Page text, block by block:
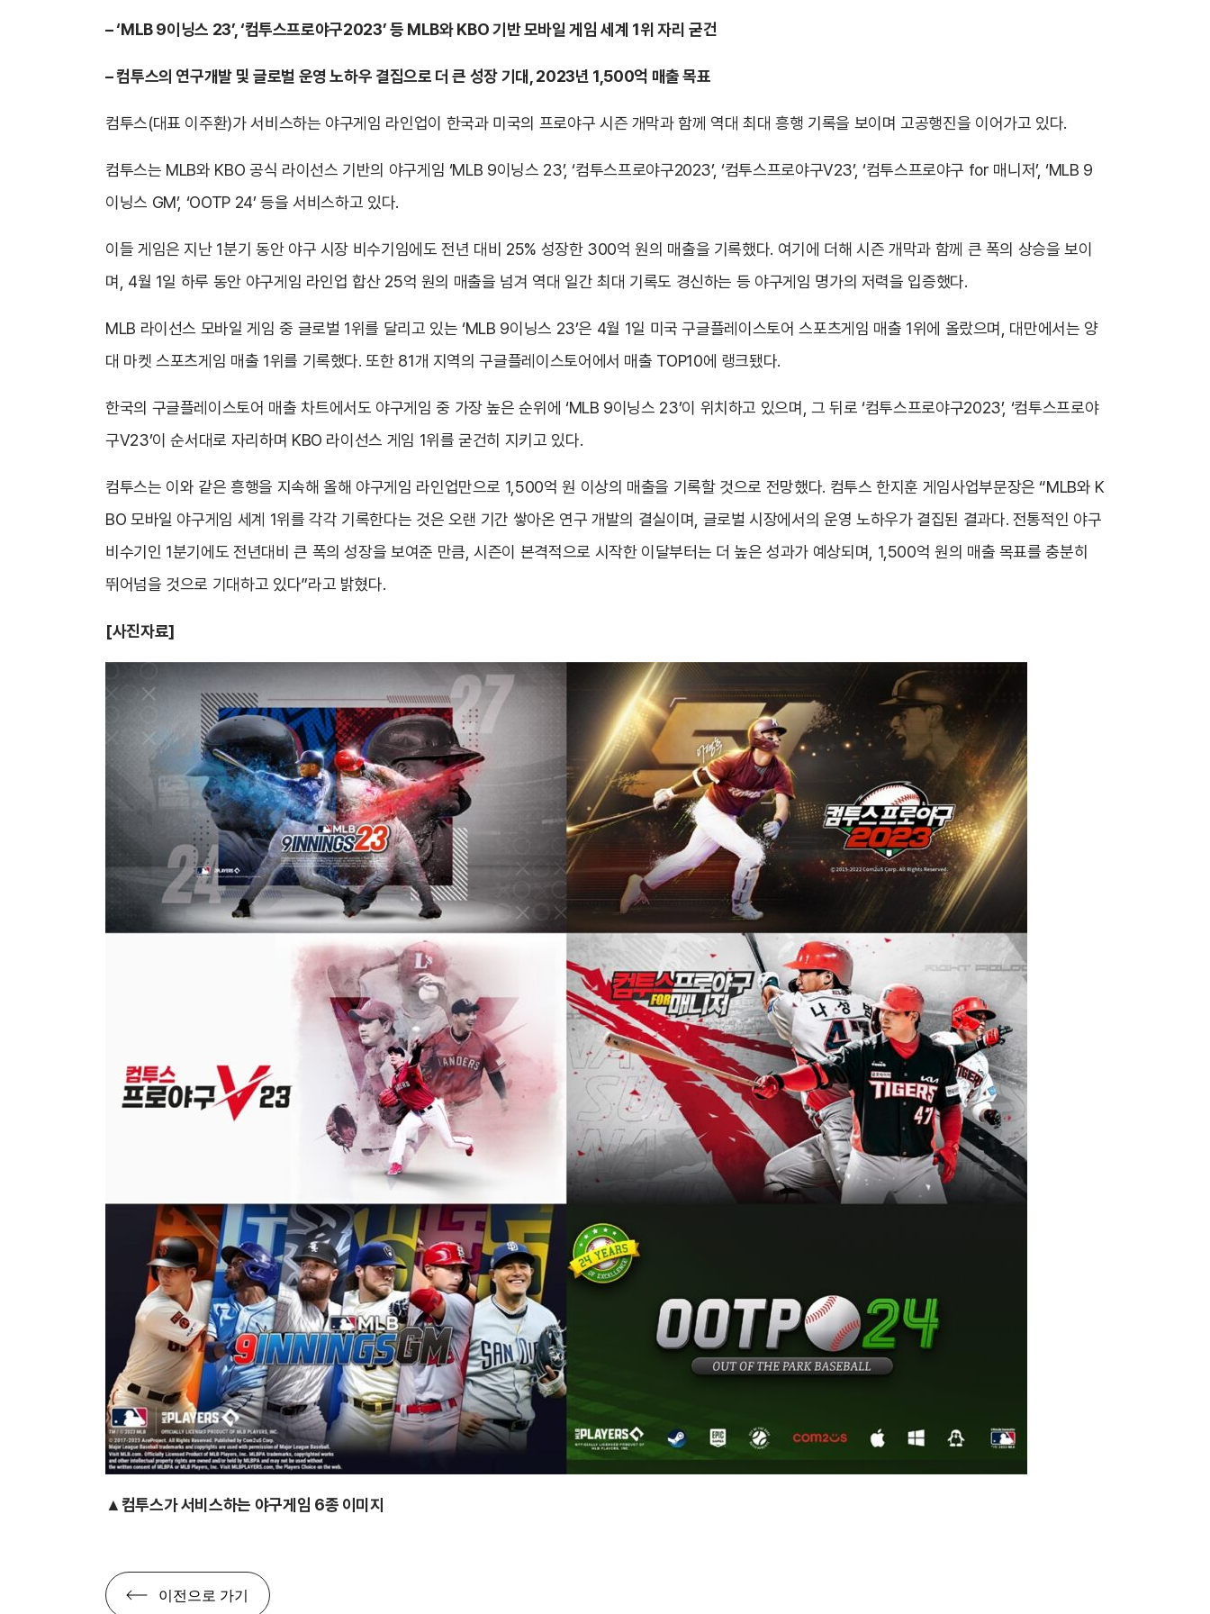
– ‘MLB 9이닝스 23’, ‘컴투스프로야구2023’ 등 MLB와 KBO 기반 모바일 게임 세계 1위 자리 굳건
– 컴투스의 연구개발 및 글로벌 운영 노하우 결집으로 더 큰 성장 기대, 2023년 1,500억 매출 목표
컴투스(대표 이주환)가 서비스하는 야구게임 라인업이 한국과 미국의 프로야구 시즌 개막과 함께 역대 최대 흥행 기록을 보이며 고공행진을 이어가고 있다.
컴투스는 MLB와 KBO 공식 라이선스 기반의 야구게임 ‘MLB 9이닝스 23’, ‘컴투스프로야구2023’, ‘컴투스프로야구V23’, ‘컴투스프로야구 for 매니저’, ‘MLB 9
이닝스 GM’, ‘OOTP 24’ 등을 서비스하고 있다.
이들 게임은 지난 1분기 동안 야구 시장 비수기임에도 전년 대비 25% 성장한 300억 원의 매출을 기록했다. 여기에 더해 시즌 개막과 함께 큰 폭의 상승을 보이
며, 4월 1일 하루 동안 야구게임 라인업 합산 25억 원의 매출을 넘겨 역대 일간 최대 기록도 경신하는 등 야구게임 명가의 저력을 입증했다.
MLB 라이선스 모바일 게임 중 글로벌 1위를 달리고 있는 ‘MLB 9이닝스 23’은 4월 1일 미국 구글플레이스토어 스포츠게임 매출 1위에 올랐으며, 대만에서는 양
대 마켓 스포츠게임 매출 1위를 기록했다. 또한 81개 지역의 구글플레이스토어에서 매출 TOP10에 랭크됐다.
한국의 구글플레이스토어 매출 차트에서도 야구게임 중 가장 높은 순위에 ‘MLB 9이닝스 23’이 위치하고 있으며, 그 뒤로 ‘컴투스프로야구2023’, ‘컴투스프로야
구V23’이 순서대로 자리하며 KBO 라이선스 게임 1위를 굳건히 지키고 있다.
컴투스는 이와 같은 흥행을 지속해 올해 야구게임 라인업만으로 1,500억 원 이상의 매출을 기록할 것으로 전망했다. 컴투스 한지훈 게임사업부문장은 “MLB와 K
BO 모바일 야구게임 세계 1위를 각각 기록한다는 것은 오랜 기간 쌓아온 연구 개발의 결실이며, 글로벌 시장에서의 운영 노하우가 결집된 결과다. 전통적인 야구
비수기인 1분기에도 전년대비 큰 폭의 성장을 보여준 만큼, 시즌이 본격적으로 시작한 이달부터는 더 높은 성과가 예상되며, 1,500억 원의 매출 목표를 충분히
뛰어넘을 것으로 기대하고 있다”라고 밝혔다.
[사진자료]
▲컴투스가 서비스하는 야구게임 6종 이미지
이전으로 가기